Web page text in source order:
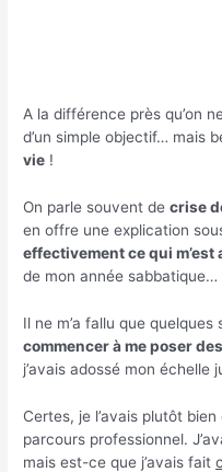
A la différence près qu’on
d’un simple objectif… mais
vie !
On parle souvent decrise
en offre une explication
effectivement ce qui m’est
de mon année sabbatique…
Il ne m’a fallu que
commencer à me poser
j’avais adossé mon échelle
Certes, je l’avais plutôt
parcours professionnel.
mais est-ce que j’avais fait